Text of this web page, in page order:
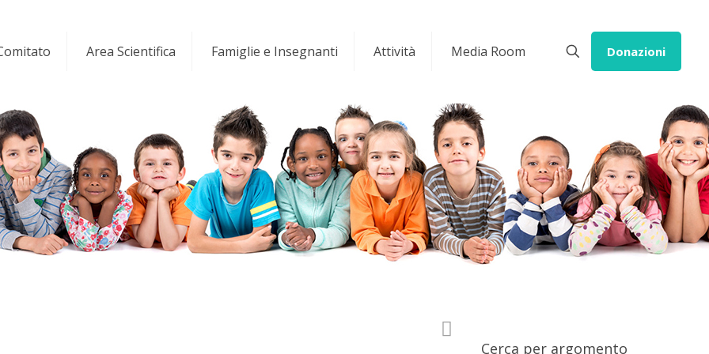
Area Scientifica Famiglie e Insegnanti Attività Media Room Donazioni
Cerca per argomento